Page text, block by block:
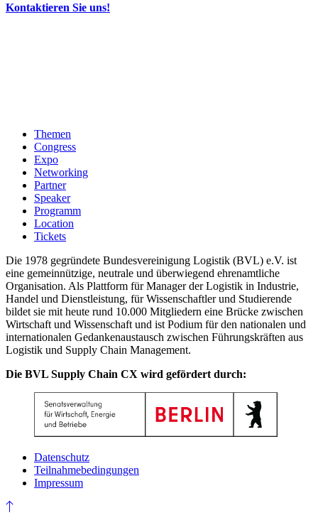
Kontaktieren Sie uns!
Themen
Congress
Expo
Networking
Partner
Speaker
Programm
Location
Tickets
Die 1978 gegründete Bundesvereinigung Logistik (BVL) e.V. ist
eine gemeinnützige, neutrale und überwiegend ehrenamtliche
Organisation. Als Plattform für Manager der Logistik in Industrie,
Handel und Dienstleistung, für Wissenschaftler und Studierende
bildet sie mit heute rund 10.000 Mitgliedern eine Brücke zwischen
Wirtschaft und Wissenschaft und ist Podium für den nationalen und
internationalen Gedankenaustausch zwischen Führungskräften aus
Logistik und Supply Chain Management.
Die BVL Supply Chain CX wird gefördert durch:
Datenschutz
Teilnahmebedingungen
Impressum